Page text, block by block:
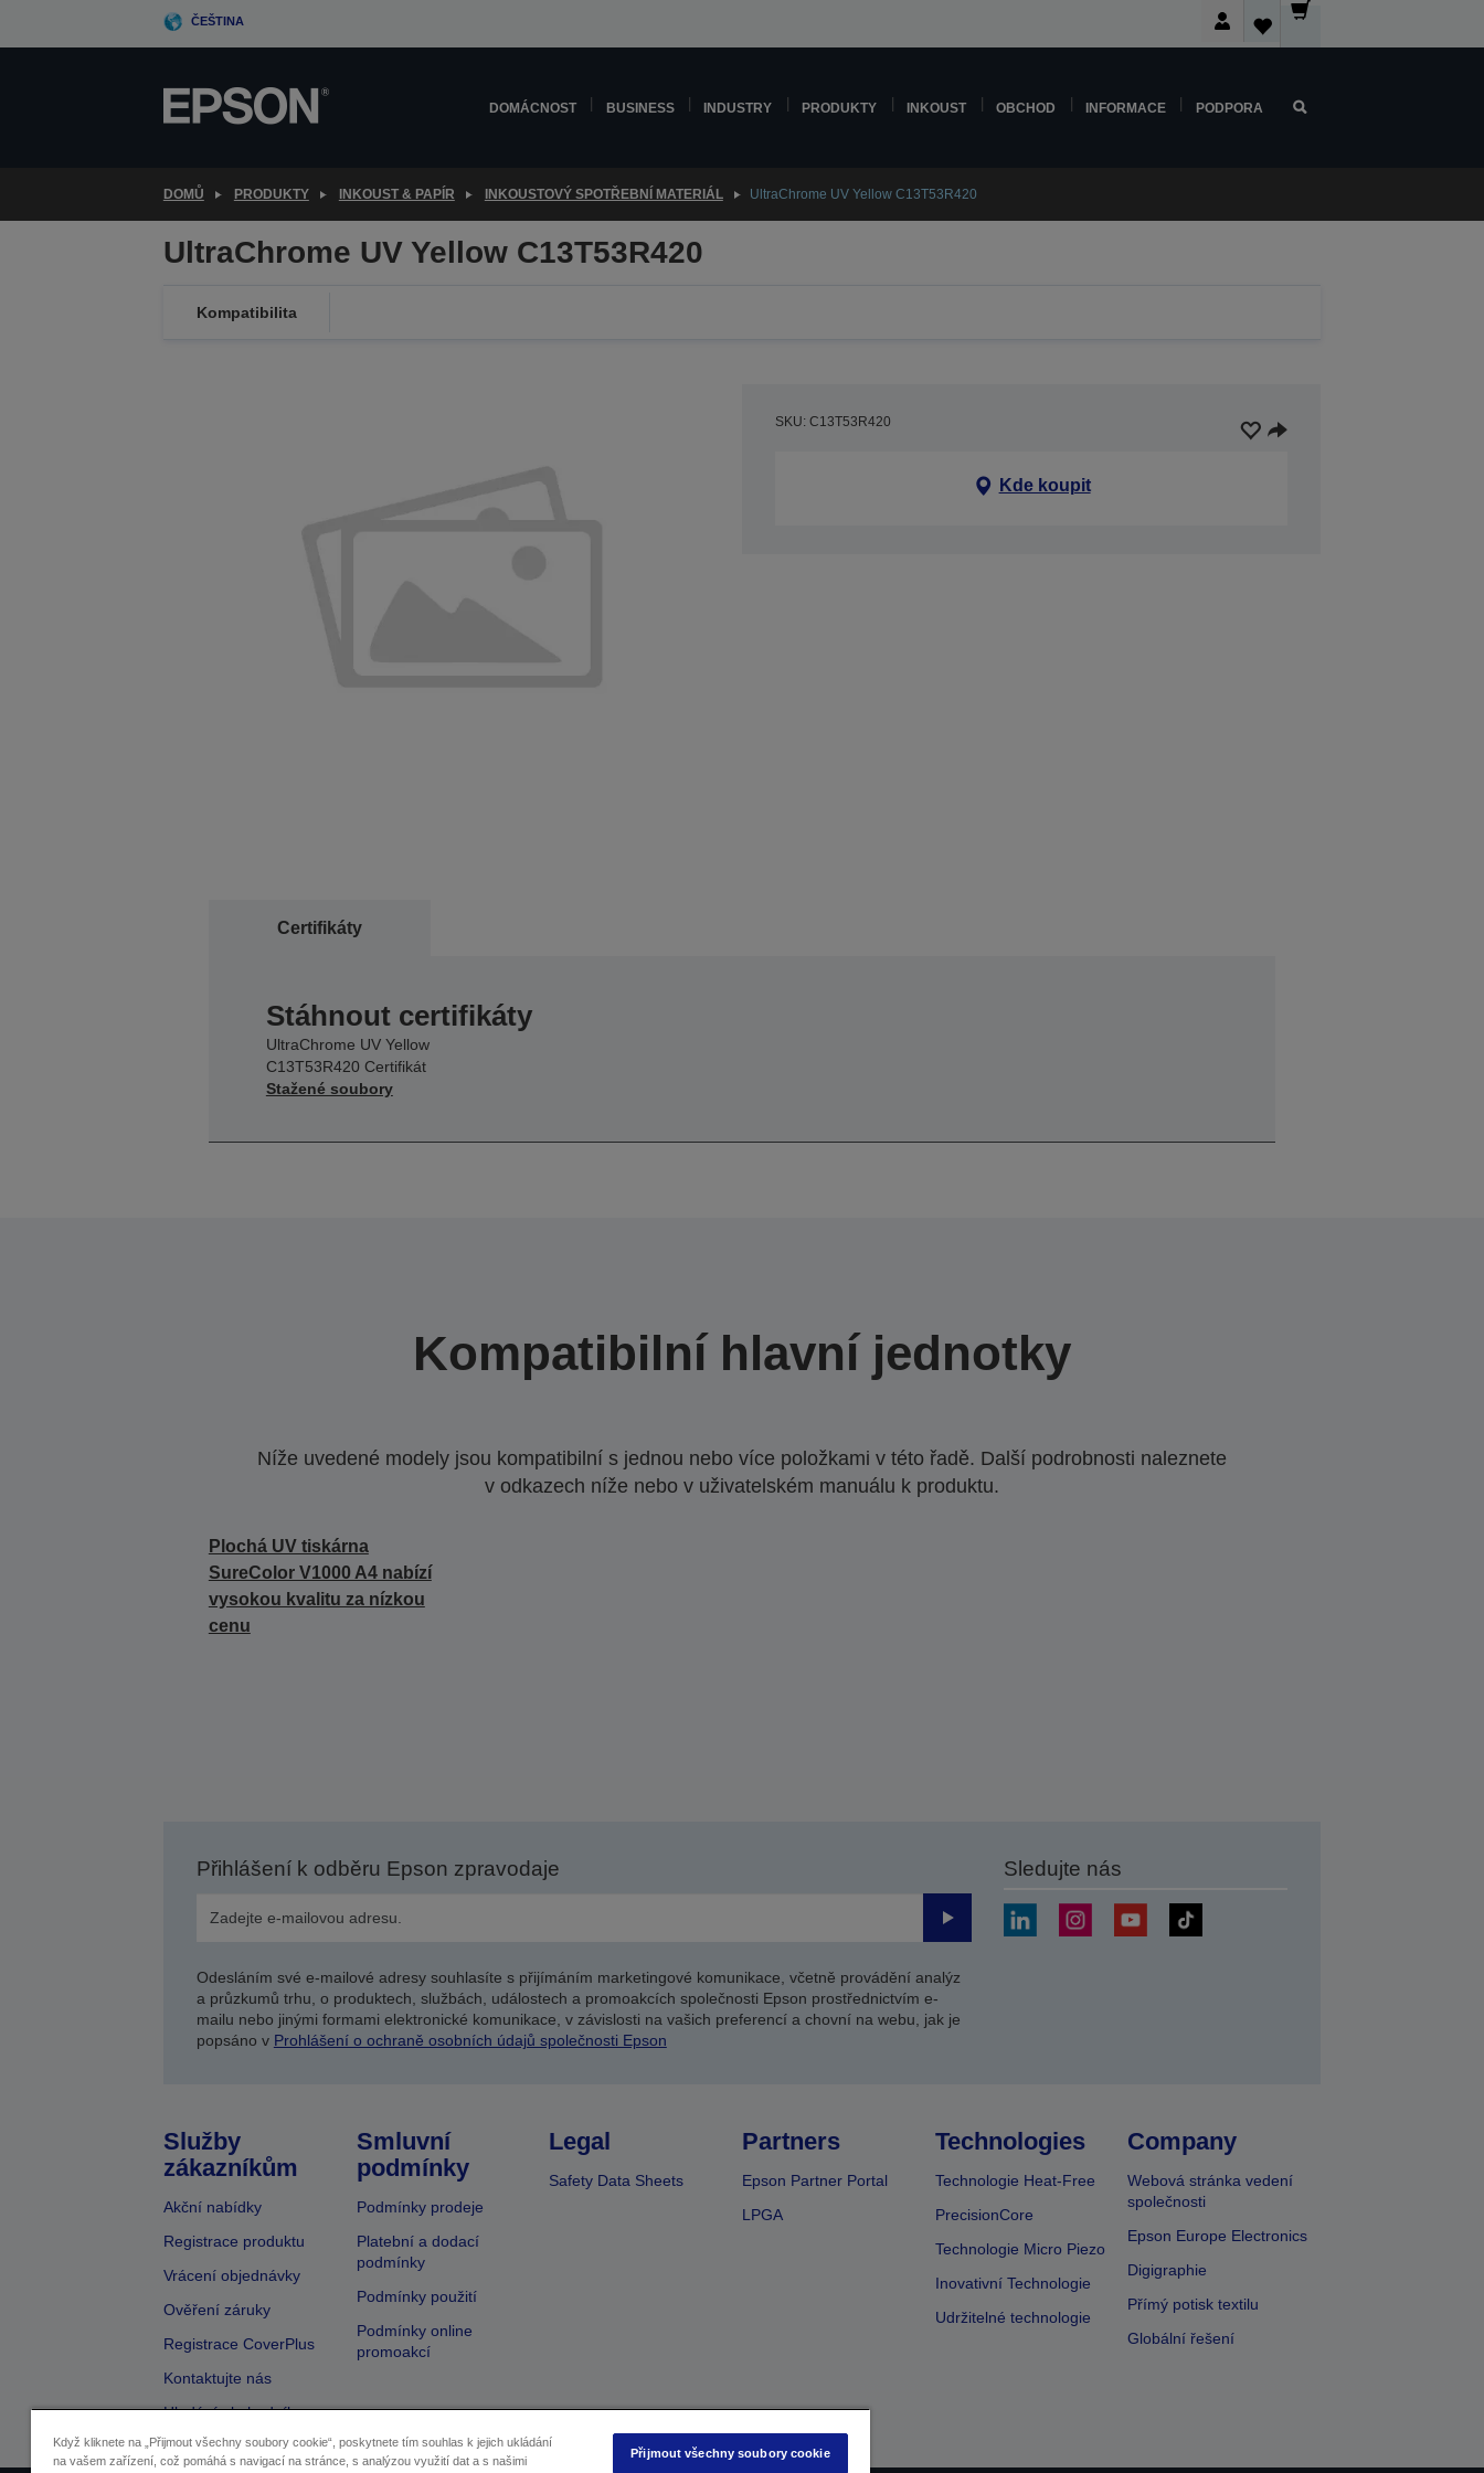
ČEŠTINA
DOMÁCNOST BUSINESS INDUSTRY PRODUKTY INKOUST OBCHOD INFORMACE PODPORA
DOMŮ PRODUKTY INKOUST & PAPÍR INKOUSTOVÝ SPOTŘEBNÍ MATERIÁL UltraChrome UV Yellow C13T53R420
UltraChrome UV Yellow C13T53R420
Kompatibilita
SKU: C13T53R420
Kde koupit
Certifikáty
Stáhnout certifikáty
UltraChrome UV Yellow
C13T53R420 Certifikát
Stažené soubory
Kompatibilní hlavní jednotky
Níže uvedené modely jsou kompatibilní s jednou nebo více položkami v této řadě. Další podrobnosti naleznete
v odkazech níže nebo v uživatelském manuálu k produktu.
Plochá UV tiskárna
SureColor V1000 A4 nabízí
vysokou kvalitu za nízkou
cenu
Přihlášení k odběru Epson zpravodaje
Odeslat
Odesláním své e-mailové adresy souhlasíte s přijímáním marketingové komunikace, včetně provádění analýz
a průzkumů trhu, o produktech, službách, událostech a promoakcích společnosti Epson prostřednictvím e-
mailu nebo jinými formami elektronické komunikace, v závislosti na vašich preferencí a chovní na webu, jak je
popsáno v Prohlášení o ochraně osobních údajů společnosti Epson
Sledujte nás
Služby
zákazníkům
Akční nabídky
Registrace produktu
Vrácení objednávky
Ověření záruky
Registrace CoverPlus
Kontaktujte nás
Hledání obchodníka
Smluvní
podmínky
Podmínky prodeje
Platební a dodací
podmínky
Podmínky použití
Podmínky online
promoakcí
Legal
Safety Data Sheets
Partners
Epson Partner Portal
LPGA
Technologies
Technologie Heat-Free
PrecisionCore
Technologie Micro Piezo
Inovativní Technologie
Udržitelné technologie
Company
Webová stránka vedení
společnosti
Epson Europe Electronics
Digigraphie
Přímý potisk textilu
Globální řešení
Když kliknete na „Přijmout všechny soubory cookie“, poskytnete tím souhlas k jejich ukládání
na vašem zařízení, což pomáhá s navigací na stránce, s analýzou využití dat a s našimi
Přijmout všechny soubory cookie